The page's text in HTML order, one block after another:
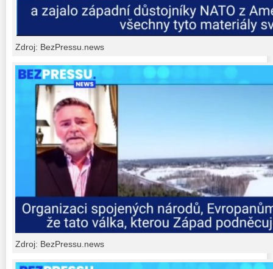
Zdroj: BezPressu.news
Zdroj: BezPressu.news